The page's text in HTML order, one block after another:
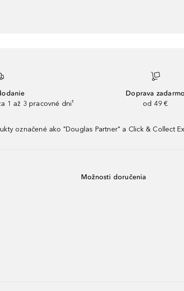
1 až 3 pracovné dni¹
Doprava zadarmo
od 49 €
označené ako "Douglas Partner" a Click & Collect
Možnosti doručenia